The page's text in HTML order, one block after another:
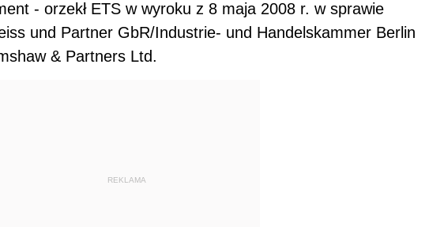
- orzekł ETS w wyroku z 8 maja 2008 r. w sprawie
und Partner GbR/Industrie- und Handelskammer Berlin
& Partners Ltd.
REKLAMA